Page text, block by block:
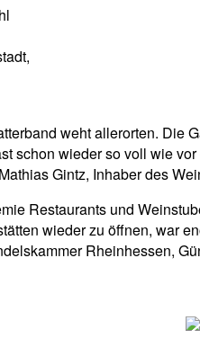
weht allerorten. Die
schon wieder so voll wie
Gintz, Inhaber des
Restaurants und
wieder zu öffnen, war
Rheinhessen,